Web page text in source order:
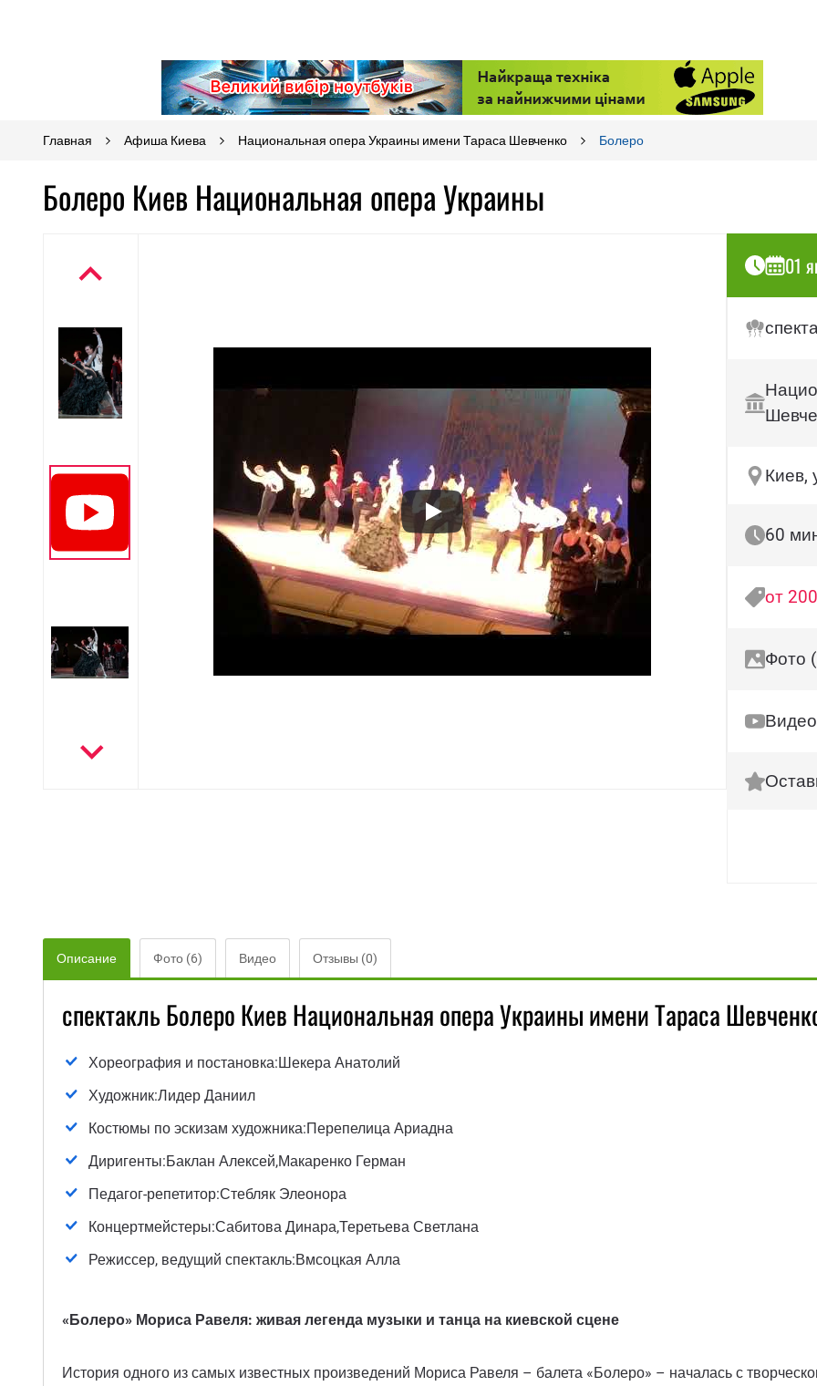
Главная Афиша Киева Национальная опера Украины имени Тараса Шевченко Болеро
Болеро Киев Национальная опера Украины
01
Киев,
60
от
Фото
Видео
Описание Фото (6) Видео Отзывы (0)
спектакль Болеро Киев Национальная опера Украины имени Тараса
Хореография и постановка:Шекера Анатолий
Художник:Лидер Даниил
Костюмы по эскизам художника:Перепелица Ариадна
Диригенты:Баклан Алексей,Макаренко Герман
Педагог-репетитор:Стебляк Элеонора
Концертмейстеры:Сабитова Динара,Теретьева Светлана
Режиссер, ведущий спектакль:Вмсоцкая Алла
«Болеро» Мориса Равеля: живая легенда музыки и танца на киевской сцене
История одного из самых известных произведений Мориса Равеля – балета «Болеро» – началась с